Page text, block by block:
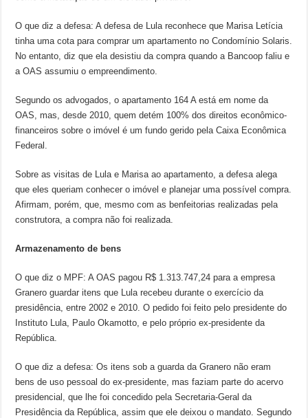
O que diz a defesa: A defesa de Lula reconhece que Marisa Letícia
tinha uma cota para comprar um apartamento no Condomínio Solaris.
No entanto, diz que ela desistiu da compra quando a Bancoop faliu e
a OAS assumiu o empreendimento.
Segundo os advogados, o apartamento 164 A está em nome da
OAS, mas, desde 2010, quem detém 100% dos direitos econômico-
financeiros sobre o imóvel é um fundo gerido pela Caixa Econômica
Federal.
Sobre as visitas de Lula e Marisa ao apartamento, a defesa alega
que eles queriam conhecer o imóvel e planejar uma possível compra.
Afirmam, porém, que, mesmo com as benfeitorias realizadas pela
construtora, a compra não foi realizada.
Armazenamento de bens
O que diz o MPF: A OAS pagou R$ 1.313.747,24 para a empresa
Granero guardar itens que Lula recebeu durante o exercício da
presidência, entre 2002 e 2010. O pedido foi feito pelo presidente do
Instituto Lula, Paulo Okamotto, e pelo próprio ex-presidente da
República.
O que diz a defesa: Os itens sob a guarda da Granero não eram
bens de uso pessoal do ex-presidente, mas faziam parte do acervo
presidencial, que lhe foi concedido pela Secretaria-Geral da
Presidência da República, assim que ele deixou o mandato. Segundo